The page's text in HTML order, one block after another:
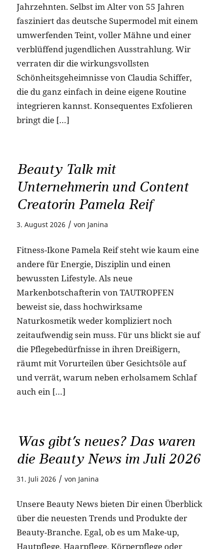
Jahrzehnten. Selbst im Alter von 55 Jahren
fasziniert das deutsche Supermodel mit einem
umwerfenden Teint, voller Mähne und einer
verblüffend jugendlichen Ausstrahlung. Wir
verraten dir die wirkungsvollsten
Schönheitsgeheimnisse von Claudia Schiffer,
die du ganz einfach in deine eigene Routine
integrieren kannst. Konsequentes Exfolieren
bringt die […]
Beauty Talk mit
Unternehmerin und Content
Creatorin Pamela Reif
3. August 2026 / von Janina
Fitness-Ikone Pamela Reif steht wie kaum eine
andere für Energie, Disziplin und einen
bewussten Lifestyle. Als neue
Markenbotschafterin von TAUTROPFEN
beweist sie, dass hochwirksame
Naturkosmetik weder kompliziert noch
zeitaufwendig sein muss. Für uns blickt sie auf
die Pflegebedürfnisse in ihren Dreißigern,
räumt mit Vorurteilen über Gesichtsöle auf
und verrät, warum neben erholsamem Schlaf
auch ein […]
Was gibt’s neues? Das waren
die Beauty News im Juli 2026
31. Juli 2026 / von Janina
Unsere Beauty News bieten Dir einen Überblick
über die neuesten Trends und Produkte der
Beauty-Branche. Egal, ob es um Make-up,
Hautpflege, Haarpflege, Körperpflege oder